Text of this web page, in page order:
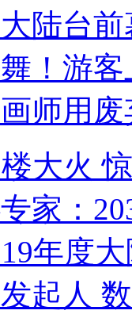
陆台
！游客
师用
楼大火
家：
年度
起人